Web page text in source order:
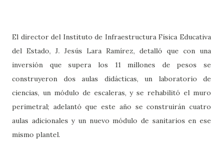
El director del Instituto de Infraestructura Física Educativa
del Estado, J. Jesús Lara Ramírez, detalló que con una
inversión que supera los 11 millones de pesos se
construyeron dos aulas didácticas, un laboratorio de
ciencias, un módulo de escaleras, y se rehabilitó el muro
perimetral; adelantó que este año se construirán cuatro
aulas adicionales y un nuevo módulo de sanitarios en ese
mismo plantel.